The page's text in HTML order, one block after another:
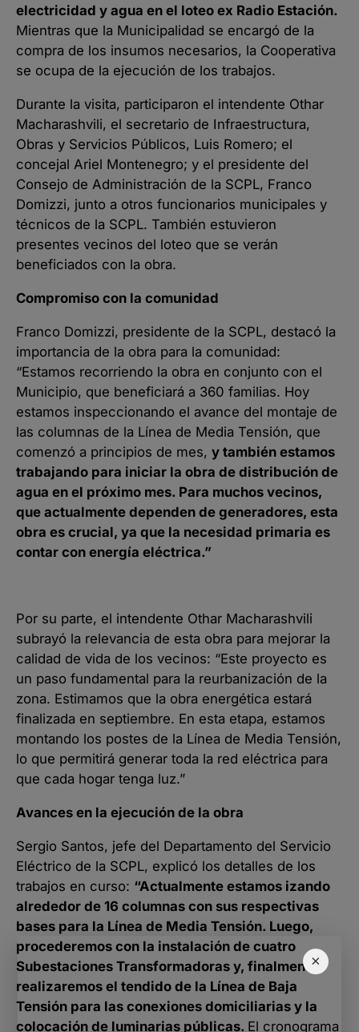
×
electricidad y agua en el loteo ex Radio Estación.
Mientras que la Municipalidad se encargó de la
compra de los insumos necesarios, la Cooperativa
se ocupa de la ejecución de los trabajos.
Durante la visita, participaron el intendente Othar
Macharashvili, el secretario de Infraestructura,
Obras y Servicios Públicos, Luis Romero; el
concejal Ariel Montenegro; y el presidente del
Consejo de Administración de la SCPL, Franco
Domizzi, junto a otros funcionarios municipales y
técnicos de la SCPL. También estuvieron
presentes vecinos del loteo que se verán
beneficiados con la obra.
Compromiso con la comunidad
Franco Domizzi, presidente de la SCPL, destacó la
importancia de la obra para la comunidad:
“Estamos recorriendo la obra en conjunto con el
Municipio, que beneficiará a 360 familias. Hoy
estamos inspeccionando el avance del montaje de
las columnas de la Línea de Media Tensión, que
comenzó a principios de mes, y también estamos
trabajando para iniciar la obra de distribución de
agua en el próximo mes. Para muchos vecinos,
que actualmente dependen de generadores, esta
obra es crucial, ya que la necesidad primaria es
contar con energía eléctrica.”
Por su parte, el intendente Othar Macharashvili
subrayó la relevancia de esta obra para mejorar la
calidad de vida de los vecinos: “Este proyecto es
un paso fundamental para la reurbanización de la
zona. Estimamos que la obra energética estará
finalizada en septiembre. En esta etapa, estamos
montando los postes de la Línea de Media Tensión,
lo que permitirá generar toda la red eléctrica para
que cada hogar tenga luz.”
Avances en la ejecución de la obra
Sergio Santos, jefe del Departamento del Servicio
Eléctrico de la SCPL, explicó los detalles de los
trabajos en curso: “Actualmente estamos izando
alrededor de 16 columnas con sus respectivas
bases para la Línea de Media Tensión. Luego,
procederemos con la instalación de cuatro
Subestaciones Transformadoras y, finalmente,
realizaremos el tendido de la Línea de Baja
Tensión para las conexiones domiciliarias y la
colocación de luminarias públicas. El cronograma